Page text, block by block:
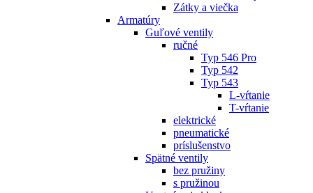
Zátky a viečka
Armatúry
Guľové ventily
ručné
Typ 546 Pro
Typ 542
Typ 543
L-vŕtanie
T-vŕtanie
elektrické
pneumatické
príslušenstvo
Spätné ventily
bez pružiny
s pružinou